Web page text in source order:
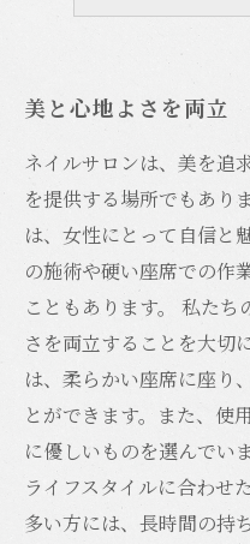
美と心地よさを両立
ネイルサロンは、美を追
を提供する場所でもあり
は、女性にとって自信と
の施術や硬い座席での作
こともあります。 私た
さを両立することを大切
は、柔らかい座席に座り
とができます。また、使
に優しいものを選んでい
ライフスタイルに合わせ
多い方には、長時間の持